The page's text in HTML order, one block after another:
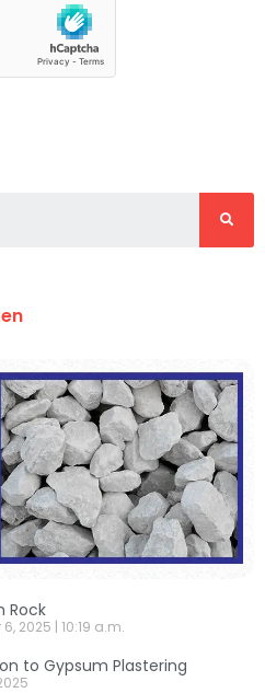
Rock
6, 2025 10:19 a.m.
to Gypsum Plastering